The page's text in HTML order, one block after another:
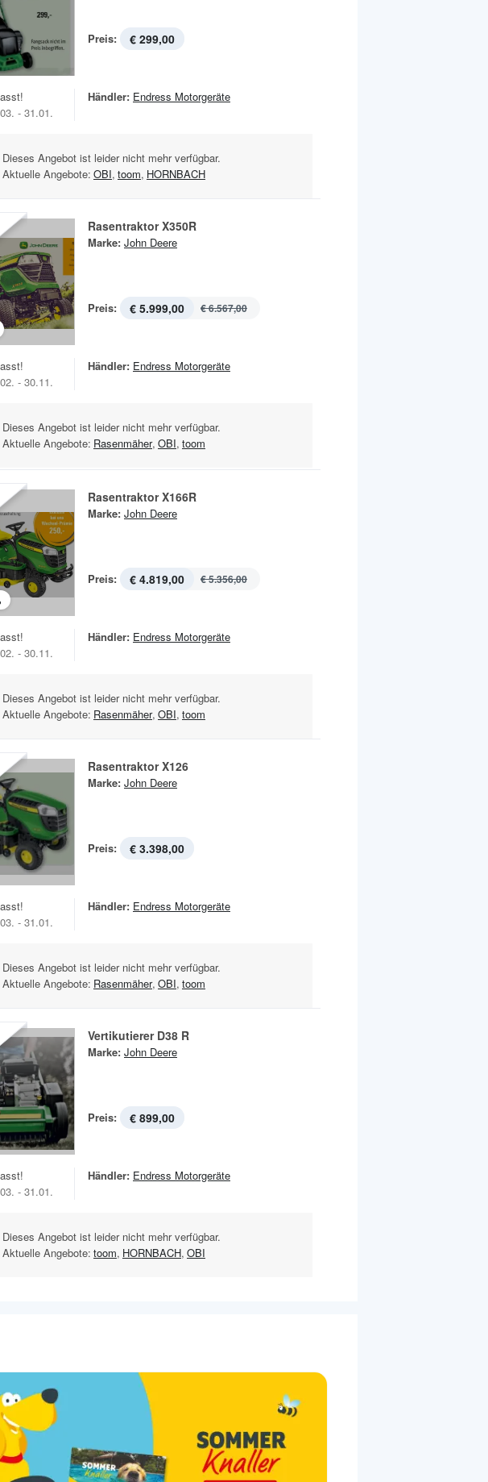
Preis: € 299,00
- 31.01.
Händler: Endress Motorgeräte
Dieses Angebot ist leider nicht mehr verfügbar.
Aktuelle Angebote: OBI, toom, HORNBACH
Rasentraktor X350R
Marke: John Deere
Preis: € 5.999,00 € 6.567,00
- 30.11.
Händler: Endress Motorgeräte
Dieses Angebot ist leider nicht mehr verfügbar.
Aktuelle Angebote: Rasenmäher, OBI, toom
Rasentraktor X166R
Marke: John Deere
Preis: € 4.819,00 € 5.356,00
- 30.11.
Händler: Endress Motorgeräte
Dieses Angebot ist leider nicht mehr verfügbar.
Aktuelle Angebote: Rasenmäher, OBI, toom
Rasentraktor X126
Marke: John Deere
Preis: € 3.398,00
- 31.01.
Händler: Endress Motorgeräte
Dieses Angebot ist leider nicht mehr verfügbar.
Aktuelle Angebote: Rasenmäher, OBI, toom
Vertikutierer D38 R
Marke: John Deere
Preis: € 899,00
- 31.01.
Händler: Endress Motorgeräte
Dieses Angebot ist leider nicht mehr verfügbar.
Aktuelle Angebote: toom, HORNBACH, OBI